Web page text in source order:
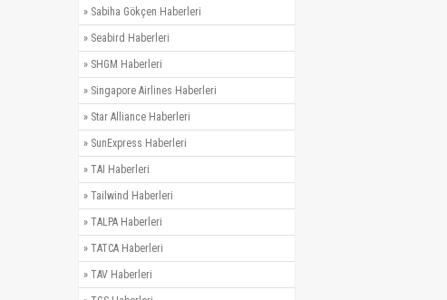
» Sabiha Gökçen Haberleri
» Seabird Haberleri
» SHGM Haberleri
» Singapore Airlines Haberleri
» Star Alliance Haberleri
» SunExpress Haberleri
» TAI Haberleri
» Tailwind Haberleri
» TALPA Haberleri
» TATCA Haberleri
» TAV Haberleri